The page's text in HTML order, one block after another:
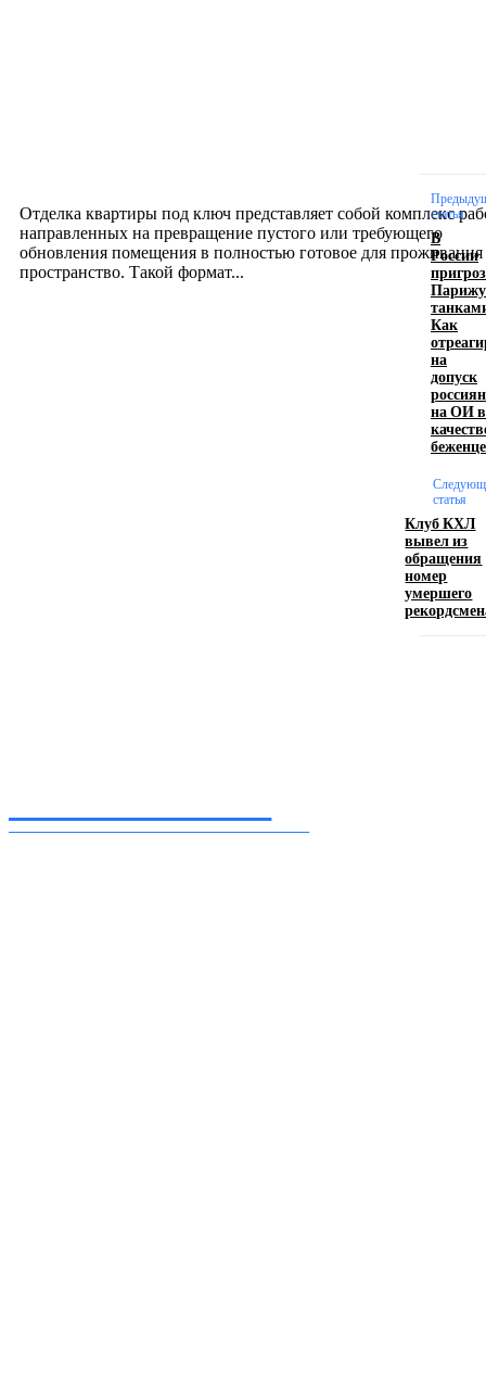
Отделка квартиры под ключ представляет собой комплекс
направленных на превращение пустого или требующего
обновления помещения в полностью готовое для проживания
пространство. Такой формат...
логотипом: эффективный инструмент бренда
статья
В
России
Парижу
Как
на
допуск
россиян
на ОИ в
статья
Клуб КХЛ
вывел из
обращения
номер
умершего